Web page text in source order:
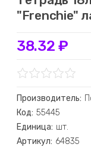
"Frenchie"
38.32 ₽
Производитель:
Код: 55445
Единица: шт.
Артикул: 64835